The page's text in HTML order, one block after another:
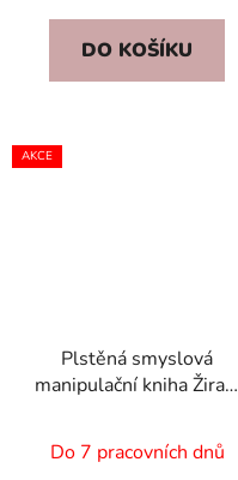
DO KOŠÍKU
AKCE
Plstěná smyslová
manipulační kniha Žirafa
odnímatelné prvky,
vzdělávací
Do 7 pracovních dnů